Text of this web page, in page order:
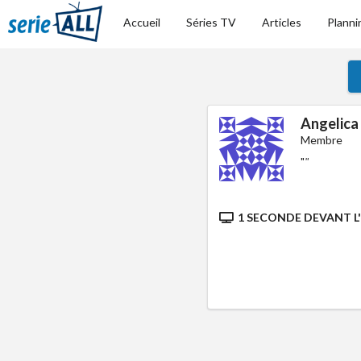
Accueil Séries TV Articles
Angelica
Membre
""
1 SECONDE DEVANT